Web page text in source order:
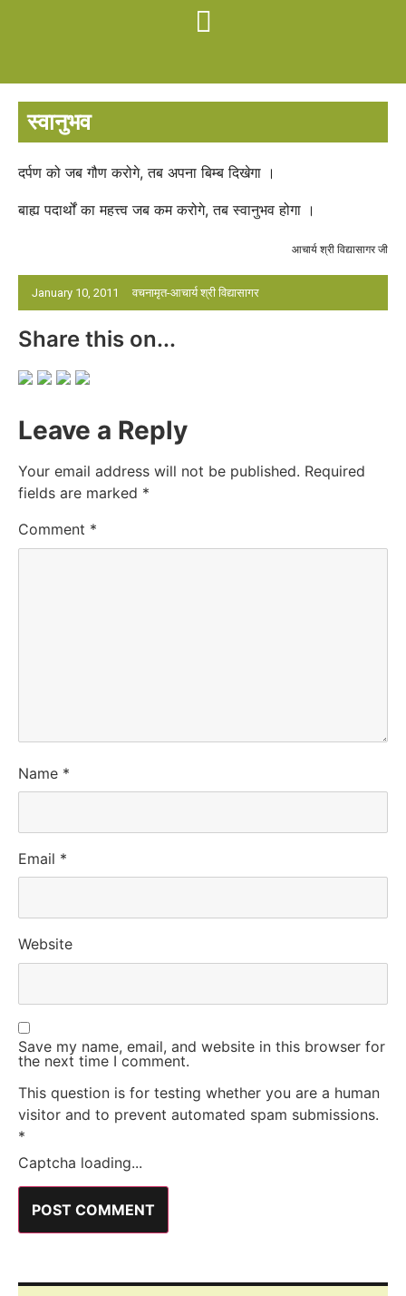
स्वानुभव
January 10, 2011 वचनामृत-आचार्य श्री विद्यासागर
दर्पण को जब गौण करोगे, तब अपना बिम्ब दिखेगा ।
बाह्य पदार्थों का महत्त्व जब कम करोगे, तब स्वानुभव होगा ।
आचार्य श्री विद्यासागर जी
Share this on...
Leave a Reply
Your email address will not be published. Required
fields are marked *
Comment *
Name *
Email *
Website
Save my name, email, and website in this browser for
the next time I comment.
This question is for testing whether you are a human
visitor and to prevent automated spam submissions.
*
Captcha loading...